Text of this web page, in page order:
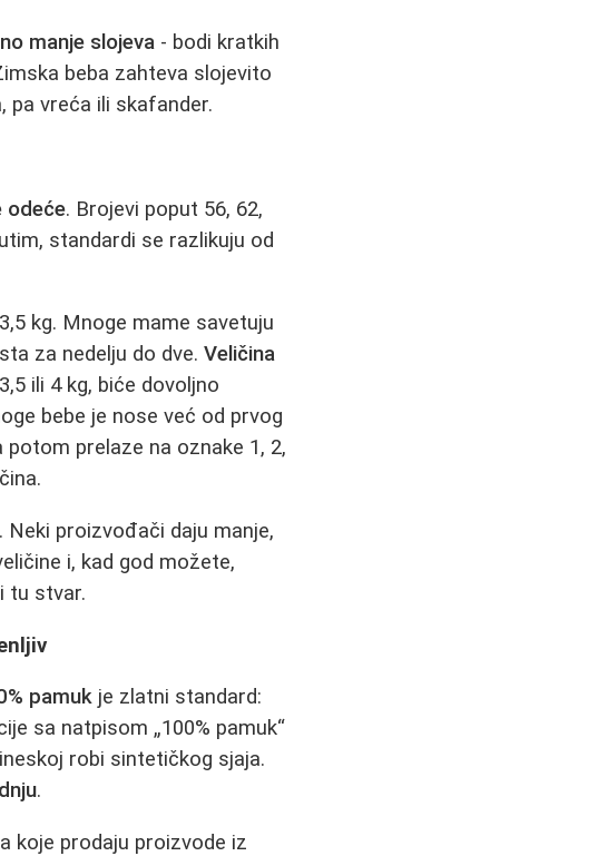
manje slojeva - bodi kratkih
beba zahteva slojevito
pa vreća ili skafander.
odeće. Brojevi poput 56, 62,
standardi se razlikuju od
kg. Mnoge mame savetuju
za nedelju do dve.Veličina
ili 4 kg, biće dovoljno
bebe je nose već od prvog
prelaze na oznake 1, 2,
. Neki proizvođači daju manje,
i, kad god možete,
tu stvar.
pamuk je zlatni standard:
sa natpisom „100% pamuk“
robi sintetičkog sjaja.
.
koje prodaju proizvode iz